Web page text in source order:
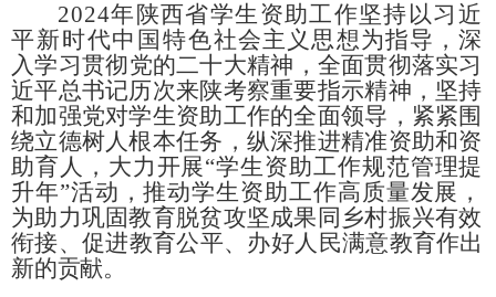
2024年陕西省学生资助工作坚持以习近
平新时代中国特色社会主义思想为指导，深
入学习贯彻党的二十大精神 ，全面贯彻落实习
近平总书记历次来陕考察重要指示精神，坚持
和加强党对学生资助工作的全面领导，紧紧围
绕立德树人根本任务，纵深推进精准资助和资
助育人，大力开展“学生资助工作规范管理提
升年”活动，推动学生资助工作高质量发展，
为助力巩固教育脱贫攻坚成果同乡村振兴有效
衔接、促进教育公平、办好人民满意教育作出
新的贡献。